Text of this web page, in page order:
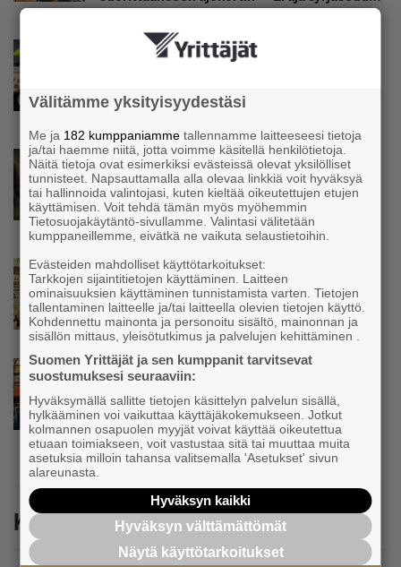
etua”
satoja yhteydenottoja
Uutinen
Koneyrittäjät: Lainsäädännössä ”villisian
mentävä porsaanreikä” – ”Rajoitusten
vahingot eivät voi jäädä vain yksittäisen
yrittäjän harteille”
Uutinen
Yrittäjien Mikael Pentikäiseltä YEL-varoitus
hallitukselle: ”Voi tulla ikävä yllätys”
Uutinen
”Asiakkainani on eturivin muusikoita niin
Euroopasta kuin Yhdysvalloistakin”
Katso myös
Välitämme yksityisyydestäsi
Me ja 182 kumppaniamme tallennamme laitteeseesi tietoja
ja/tai haemme niitä, jotta voimme käsitellä henkilötietoja.
Näitä tietoja ovat esimerkiksi evästeissä olevat yksilölliset
tunnisteet. Napsauttamalla alla olevaa linkkiä voit hyväksyä
tai hallinnoida valintojasi, kuten kieltää oikeutettujen etujen
käyttämisen. Voit tehdä tämän myös myöhemmin
Tietosuojakäytäntö-sivullamme. Valintasi välitetään
kumppaneillemme, eivätkä ne vaikuta selaustietoihin.
Evästeiden mahdolliset käyttötarkoitukset:
Tarkkojen sijaintitietojen käyttäminen. Laitteen
ominaisuuksien käyttäminen tunnistamista varten. Tietojen
tallentaminen laitteelle ja/tai laitteella olevien tietojen käyttö.
Kohdennettu mainonta ja personoitu sisältö, mainonnan ja
sisällön mittaus, yleisötutkimus ja palvelujen kehittäminen .
Suomen Yrittäjät ja sen kumppanit tarvitsevat
suostumuksesi seuraaviin:
Hyväksymällä sallitte tietojen käsittelyn palvelun sisällä,
hylkääminen voi vaikuttaa käyttäjäkokemukseen. Jotkut
kolmannen osapuolen myyjät voivat käyttää oikeutettua
etuaan toimiakseen, voit vastustaa sitä tai muuttaa muita
asetuksia milloin tahansa valitsemalla 'Asetukset' sivun
alareunasta.
Hyväksyn kaikki
Hyväksyn välttämättömät
Näytä käyttötarkoitukset